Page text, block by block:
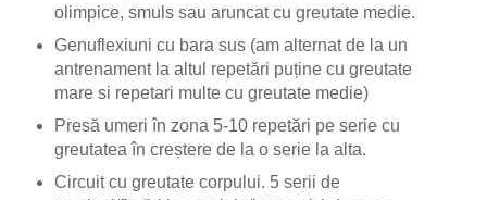
olimpice, smuls sau aruncat cu greutate medie.
Genuflexiuni cu bara sus (am alternat de la un
antrenament la altul repetări puține cu greutate
mare si repetari multe cu greutate medie)
Presă umeri în zona 5-10 repetări pe serie cu
greutatea în creștere de la o serie la alta.
Circuit cu greutate corpului. 5 serii de